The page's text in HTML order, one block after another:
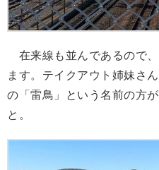
在来線も並んであるので
ます。テイクアウト姉妹さ
の「雷鳥」という名前の方
と。